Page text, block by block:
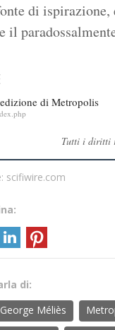
di
il
di Metropolis
Tutti i diritti
scifiwire.com
di:
George Méliès